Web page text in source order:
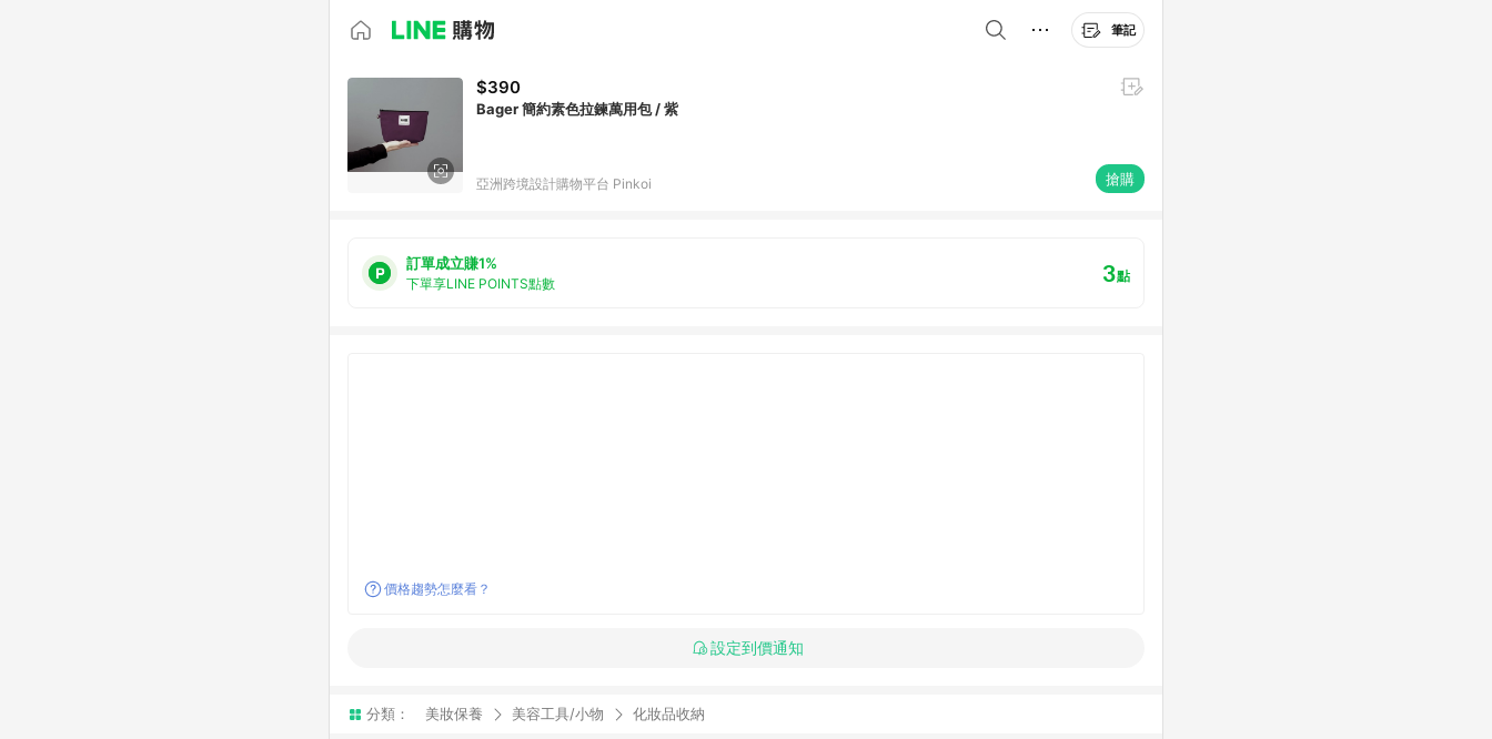
筆記
$390
Bager 簡約素色拉鍊萬用包 / 紫
亞洲跨境設計購物平台 Pinkoi 搶購
訂單成立賺1%
下單享LINE POINTS點數 3點
價格趨勢怎麼看？
設定到價通知
分類： 美妝保養 美容工具/小物 化妝品收納